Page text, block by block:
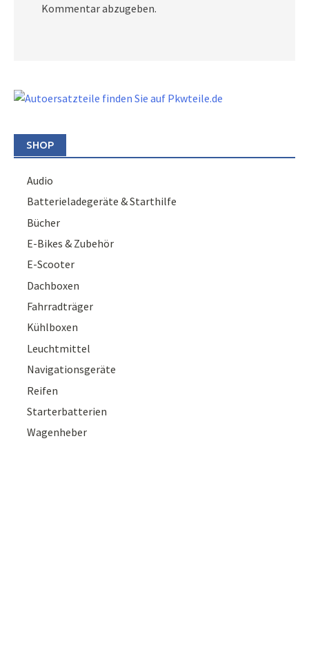
Kommentar abzugeben.
SHOP
Audio
Batterieladegeräte & Starthilfe
Bücher
E-Bikes & Zubehör
E-Scooter
Dachboxen
Fahrradträger
Kühlboxen
Leuchtmittel
Navigationsgeräte
Reifen
Starterbatterien
Wagenheber